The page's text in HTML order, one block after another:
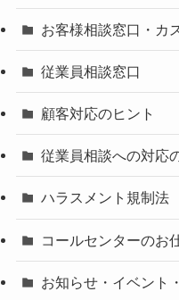
お客様相談窓口・カ
従業員相談窓口
顧客対応のヒント
従業員相談への対応
ハラスメント規制法
コールセンターのお
お知らせ・イベント